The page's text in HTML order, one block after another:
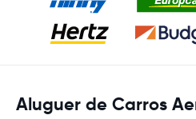
Aluguer de Carros